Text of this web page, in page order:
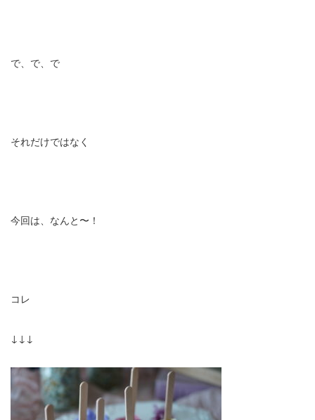
で、で、で
それだけではなく
今回は、なんと〜！
コレ
↓↓↓